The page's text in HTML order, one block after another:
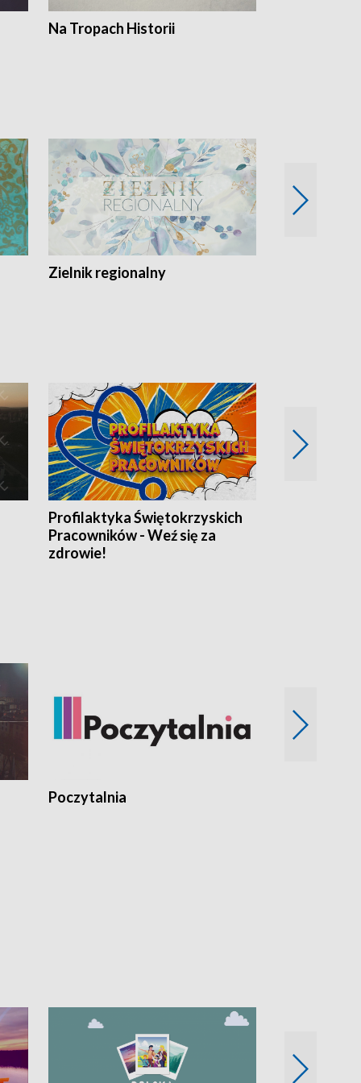
Na Tropach Historii
Zielnik regionalny
Profilaktyka Świętokrzyskich
Pracowników - Weź się za
zdrowie!
Poczytalnia